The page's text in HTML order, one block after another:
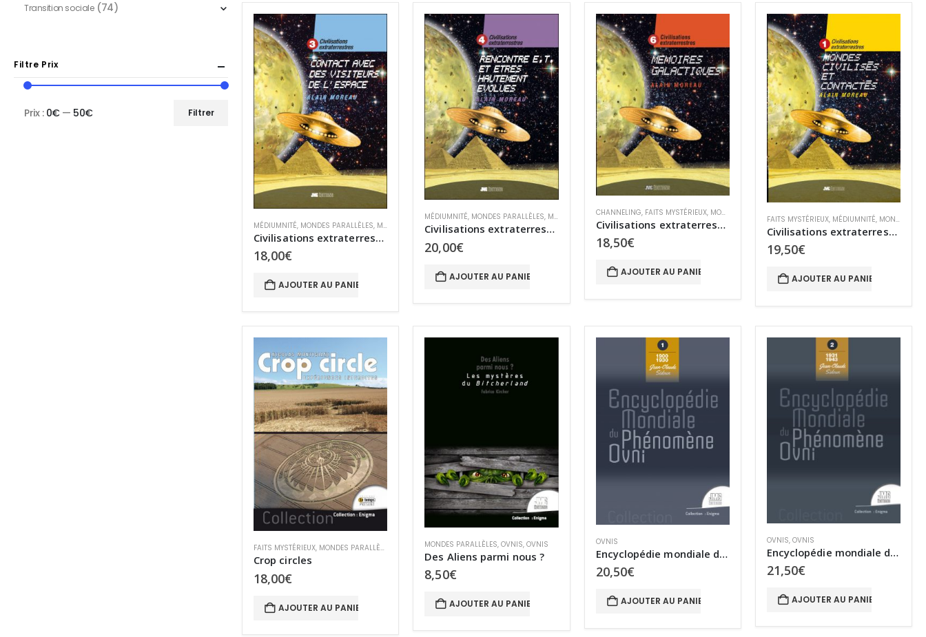
MÉDIUMNITÉ, MONDES PARALLÈLES, MYSTÈRES OVNIS, OVNIS
Civilisations extraterrestres 3 – Contact avec des visiteurs de l’espace
18,00€
AJOUTER AU PANIER
MÉDIUMNITÉ, MONDES PARALLÈLES, MYSTÈRES OVNIS,OVNIS
Civilisations extraterrestres 4 – Rencontres extraterrestres et êtres hautement évolués
20,00€
AJOUTER AU PANIER
CHANNELING, FAITS MYSTÉRIEUX, MONDES PARALLÈLES MYSTÈRES OVNIS
Civilisations extraterrestres : tome 6 Mémoires galactiques
18,50€
AJOUTER AU PANIER
FAITS MYSTÉRIEUX, MÉDIUMNITÉ, MONDES PARALLÈLES
Civilisations extraterrestres 1. Mondes habités et contactés
19,50€
AJOUTER AU PANIER
FAITS MYSTÉRIEUX, MONDES PARALLÈLES MYSTÈRES,OVNIS ,OVNIS
Crop circles
18,00€
AJOUTER AU PANIER
MONDES PARALLÈLES,OVNIS,OVNIS
Des Aliens parmi nous ?
8,50€
AJOUTER AU PANIER
OVNIS
Encyclopédie mondiale du phénomène Ovni – Tome 1 : 1900-1930
20,50€
AJOUTER AU PANIER
OVNIS, OVNIS
Encyclopédie mondiale du phénomène Ovni : Tome 2 1931-1343
21,50€
AJOUTER AU PANIER
Transition sociale (74)
Filtre Prix
Filtrer
Prix : 0€— 50€